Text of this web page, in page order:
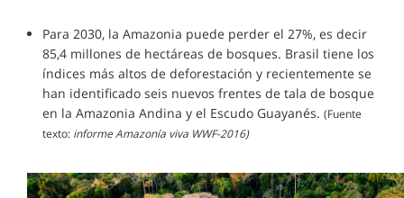
Para 2030, la Amazonia puede perder el 27%, es decir
85,4 millones de hectáreas de bosques. Brasil tiene los
índices más altos de deforestación y recientemente se
han identificado seis nuevos frentes de tala de bosque
en la Amazonia Andina y el Escudo Guayanés. (Fuente
texto: informe Amazonía viva WWF-2016)